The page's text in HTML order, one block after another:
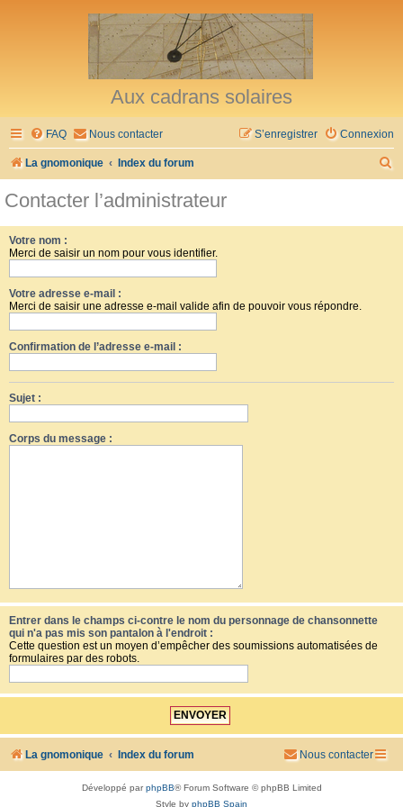
Aux cadrans solaires
FAQ Nous contacter Connexion
S’enregistrer
La gnomonique Index du forum
Contacter l’administrateur
Votre nom :
Merci de saisir un nom pour vous identifier.
Votre adresse e-mail :
Merci de saisir une adresse e-mail valide afin de pouvoir vous répondre.
Confirmation de l’adresse e-mail :
Sujet :
Corps du message :
Entrer dans le champs ci-contre le nom du personnage de chansonnette
qui n'a pas mis son pantalon à l'endroit :
Cette question est un moyen d’empêcher des soumissions automatisées de
formulaires par des robots.
La gnomonique Index du forum Nous contacter
Développé parphpBB® Forum Software © phpBB Limited
Style by phpBB Spain